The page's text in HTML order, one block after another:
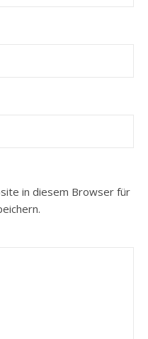
in diesem Browser für